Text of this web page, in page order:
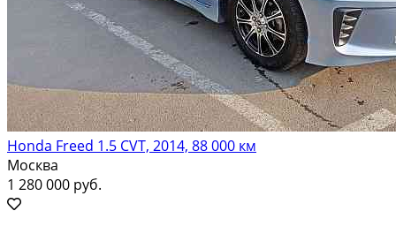
Honda Freed 1.5 CVT, 2014, 88 000 км
Москва
1 280 000 руб.